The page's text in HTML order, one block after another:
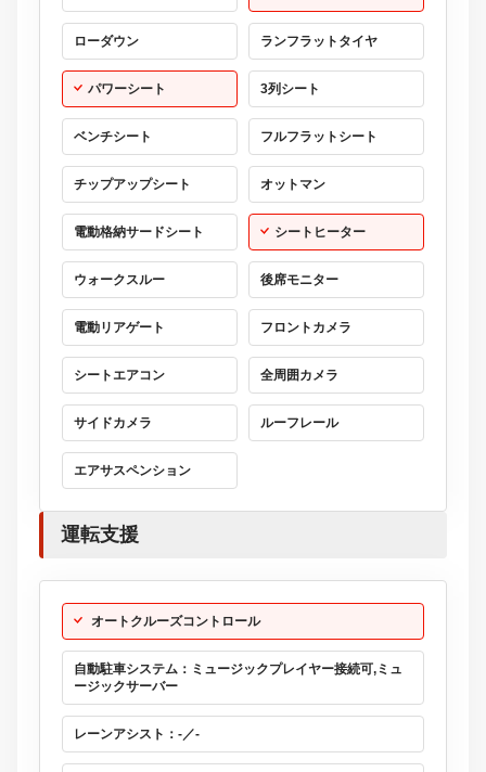
ローダウン ランフラットタイヤ
パワーシート 3列シート
ベンチシート フルフラットシート
チップアップシート オットマン
電動格納サードシート シートヒーター
ウォークスルー 後席モニター
電動リアゲート フロントカメラ
シートエアコン 全周囲カメラ
サイドカメラ ルーフレール
エアサスペンション
運転支援
オートクルーズコントロール
自動駐車システム：ミュージックプレイヤー接続可,ミュ
ージックサーバー
レーンアシスト：-／-